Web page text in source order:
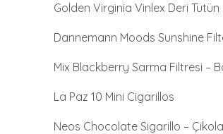
Golden Virginia Vinlex Deri Tütün
Dannemann Moods Sunshine
Mix Blackberry Sarma Filtresi –
La Paz 10 Mini Cigarillos
Neos Chocolate Sigarillo –